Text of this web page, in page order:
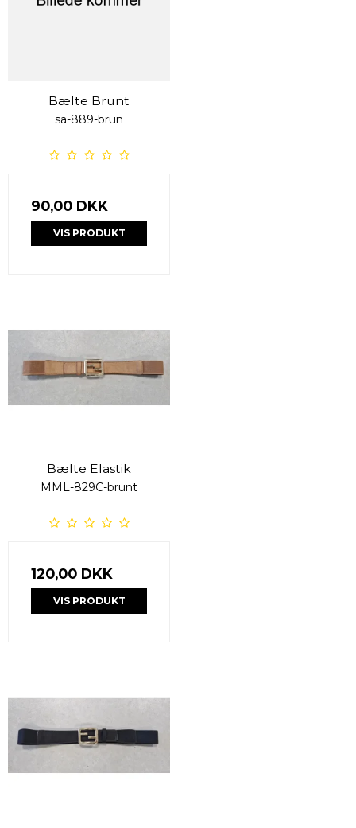
Bælte Brunt
sa-889-brun
90,00 DKK
VIS PRODUKT
Bælte Elastik
MML-829C-brunt
120,00 DKK
VIS PRODUKT